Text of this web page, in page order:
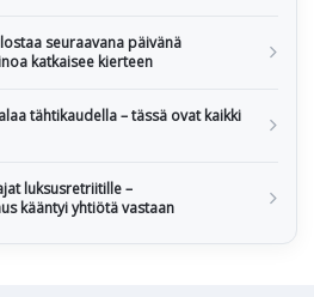
seuraavana päivänä
katkaisee kierteen
tähtikaudella – tässä ovat kaikki
luksusretriitille –
kääntyi yhtiötä vastaan